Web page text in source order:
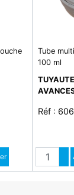
Tube
100 ml
Réf :
Quantité